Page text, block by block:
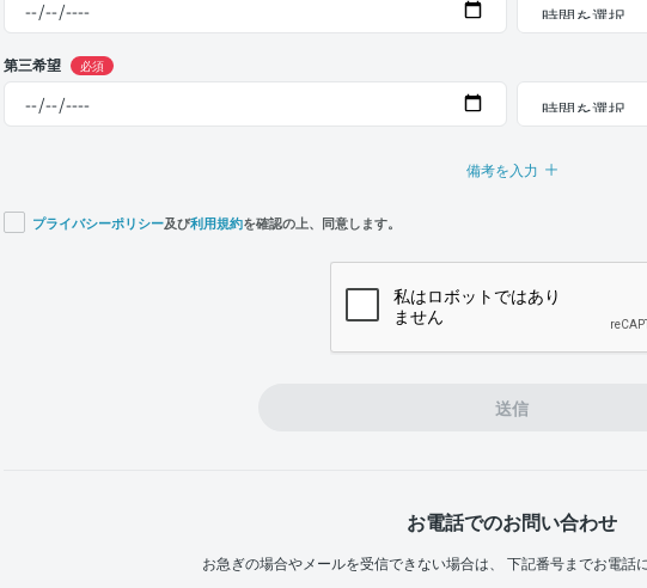
第三希望 必須
備考を入力
プライバシーポリシー及び利用規約を確認の上、同意します。
送信
お電話でのお問い合わせ
お急ぎの場合やメールを受信できない場合は、 下記番号までお電話